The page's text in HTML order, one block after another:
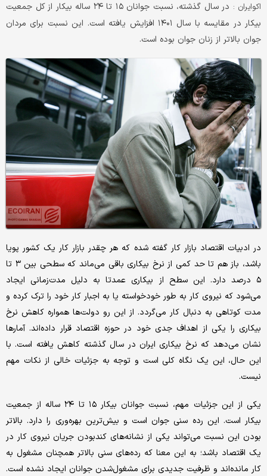
اکوایران :
در سال گذشته، نسبت جوانان ۱۵ تا ۲۴ ساله بیکار از کل جمعیت
بیکار در مقایسه با سال ۱۴۰۱ افزایش یافته است. این نسبت برای مردان
جوان بالاتر از زنان جوان بوده است.
در ادبیات اقتصاد بازار کار گفته شده که هر چقدر بازار کار یک کشور پویا
باشد، باز هم تا حد کمی از نرخ بیکاری باقی می‌ماند که سطحی بین ۳ تا
۵ درصد دارد. این سطح از بیکاری عمدتا به دلیل مدت‌زمانی ایجاد
می‌شود که نیروی کار به طور خودخواسته یا به اجبار کار خود را ترک کرده و
مدت کوتاهی به دنبال کار می‌گردد. از این رو دولت‌ها همواره کاهش نرخ
بیکاری را یکی از اهداف جدی خود در حوزه اقتصاد قرار داده‌اند. آمارها
نشان می‌دهد که نرخ بیکاری ایران در سال گذشته کاهش یافته است. با
این حال، این یک نگاه کلی است و توجه به جزئیات خالی از نکات مهم
نیست.
یکی از این جزئیات مهم، نسبت جوانان بیکار ۱۵ تا ۲۴ ساله از جمعیت
بیکار است. این رده سنی جوان است و بیش‌ترین بهره‌وری را دارد. بالاتر
بودن این نسبت می‌تواند یکی از نشانه‌های کند‌بودن جریان نیروی کار در
یک اقتصاد باشد؛‌ به این معنا که رده‌های سنی بالاتر همچنان مشغول به
کار مانده‌اند و ظرفیت جدیدی برای مشغول‌شدن جوانان ایجاد نشده است.